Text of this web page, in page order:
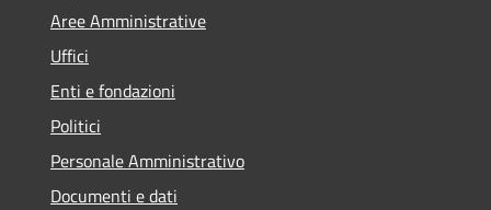
Aree Amministrative
Uffici
Enti e fondazioni
Politici
Personale Amministrativo
Documenti e dati